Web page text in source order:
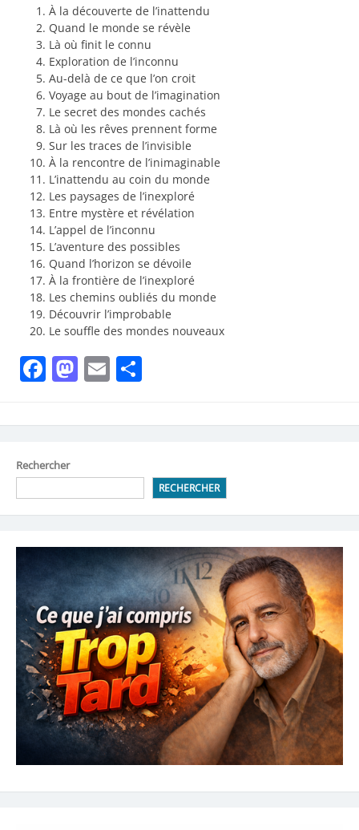
À la découverte de l’inattendu
Quand le monde se révèle
Là où finit le connu
Exploration de l’inconnu
Au-delà de ce que l’on croit
Voyage au bout de l’imagination
Le secret des mondes cachés
Là où les rêves prennent forme
Sur les traces de l’invisible
À la rencontre de l’inimaginable
L’inattendu au coin du monde
Les paysages de l’inexploré
Entre mystère et révélation
L’appel de l’inconnu
L’aventure des possibles
Quand l’horizon se dévoile
À la frontière de l’inexploré
Les chemins oubliés du monde
Découvrir l’improbable
Le souffle des mondes nouveaux
Facebook
Mastodon
Email
Rechercher
RECHERCHER